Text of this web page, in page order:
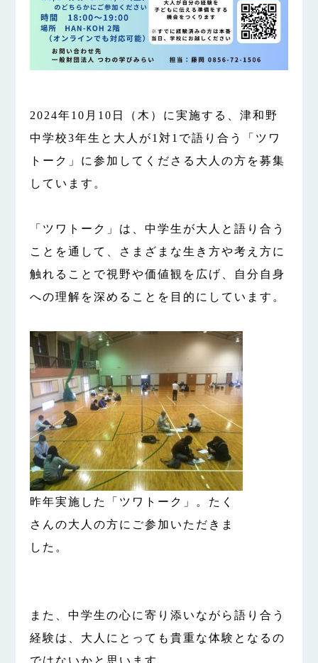
2024年10月10日（木）に実施する、津和野
中学校3年生と大人が1対1で語り合う「ツワ
トーク」に参加してくださる大人の方を募集
しています。
「ツワトーク」は、中学生が大人と語り合う
ことを通して、さまざまな生き方や考え方に
触れることで視野や価値観を広げ、自分自身
への理解を深めることを目的にしています。
昨年実施した「ツワトーク」。たく
さんの大人の方にご参加いただきま
した。
また、中学生の心に寄り添いながら語り合う
経験は、大人にとっても貴重な体験となるの